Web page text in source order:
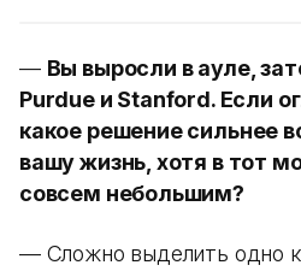
— Вы выросли в ауле,
Purdue и Stanford. Если
какое решение сильнее
вашу жизнь, хотя в тот
совсем небольшим?
— Сложно выделить одно